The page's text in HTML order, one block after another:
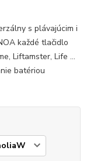
s plávajúcim i
každé tlačidlo
Liftamster, Life ...
batériou